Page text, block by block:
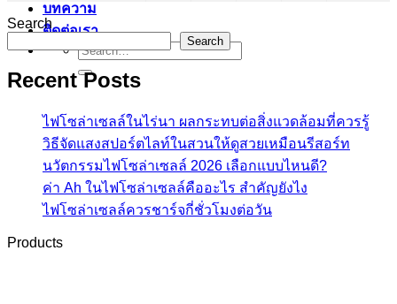
บทความ
ติดต่อเรา
Search
for:
Search
Search
Recent Posts
ไฟโซล่าเซลล์ในไร่นา ผลกระทบต่อสิ่งแวดล้อมที่ควรรู้
วิธีจัดแสงสปอร์ตไลท์ในสวนให้ดูสวยเหมือนรีสอร์ท
นวัตกรรมไฟโซล่าเซลล์ 2026 เลือกแบบไหนดี?
ค่า Ah ในไฟโซล่าเซลล์คืออะไร สำคัญยังไง
ไฟโซล่าเซลล์ควรชาร์จกี่ชั่วโมงต่อวัน
Products